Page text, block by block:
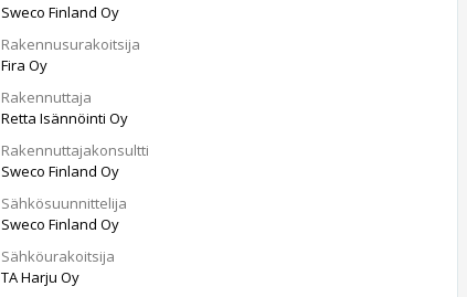
Sweco Finland Oy
Rakennusurakoitsija
Fira Oy
Rakennuttaja
Retta Isännöinti Oy
Rakennuttajakonsultti
Sweco Finland Oy
Sähkösuunnittelija
Sweco Finland Oy
Sähköurakoitsija
TA Harju Oy